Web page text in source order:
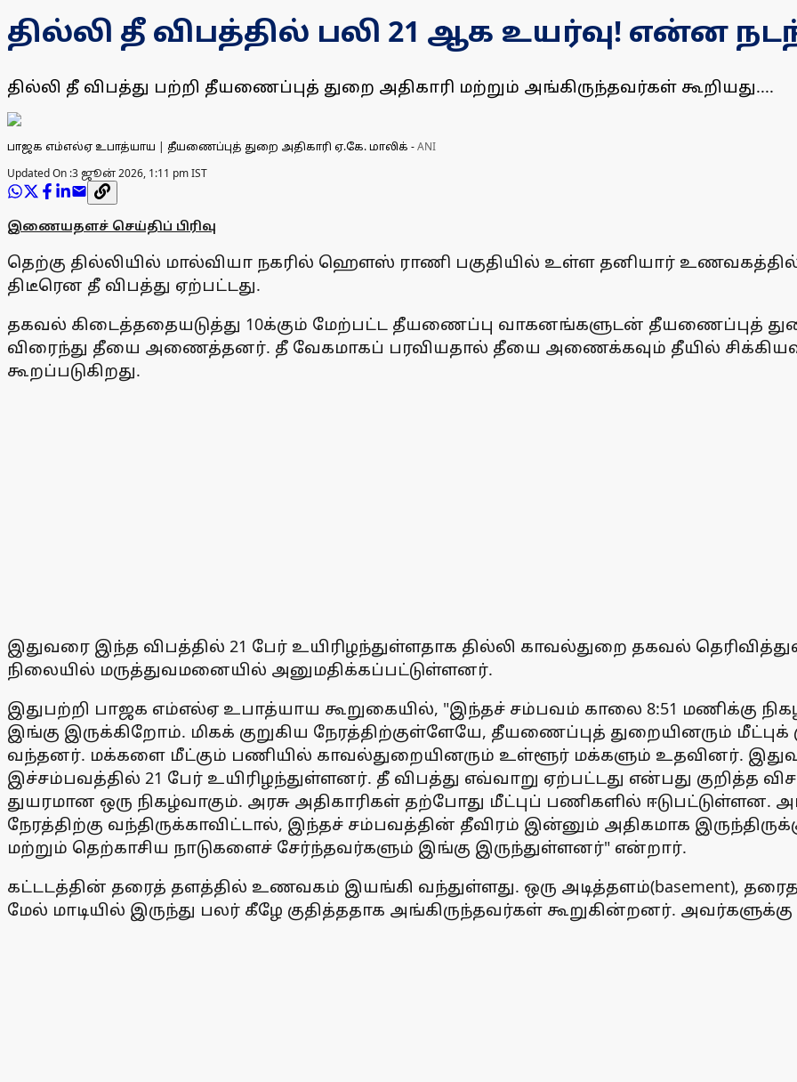
தில்லி தீ விபத்தில் பலி 21 ஆக உயர்வு! என்ன
தில்லி தீ விபத்து பற்றி தீயணைப்புத் துறை அதிகாரி மற்றும் அங்கிருந்தவர்கள் கூறியது....
பாஜக எம்எல்ஏ உபாத்யாய | தீயணைப்புத் துறை அதிகாரி ஏ.கே. மாலிக் -ANI
Updated On :3 ஜூன் 2026, 1:11 pm IST
இணையதளச் செய்திப் பிரிவு
தெற்கு தில்லியில் மால்வியா நகரில் ஹௌஸ் ராணி பகுதியில் உள்ள தனியார்
திடீரென தீ விபத்து ஏற்பட்டது.
தகவல் கிடைத்ததையடுத்து 10க்கும் மேற்பட்ட தீயணைப்பு வாகனங்களுடன் தீயணைப்புத்
விரைந்து தீயை அணைத்தனர். தீ வேகமாகப் பரவியதால் தீயை அணைக்கவும் தீயில்
கூறப்படுகிறது.
இதுவரை இந்த விபத்தில் 21 பேர் உயிரிழந்துள்ளதாக தில்லி காவல்துறை தகவல்
நிலையில் மருத்துவமனையில் அனுமதிக்கப்பட்டுள்ளனர்.
இதுபற்றி பாஜக எம்எல்ஏ உபாத்யாய கூறுகையில், "இந்தச் சம்பவம் காலை 8:51 மணிக்கு
இங்கு இருக்கிறோம். மிகக் குறுகிய நேரத்திற்குள்ளேயே, தீயணைப்புத் துறையினரும் மீட்புக்
வந்தனர். மக்களை மீட்கும் பணியில் காவல்துறையினரும் உள்ளூர் மக்களும் உதவினர்.
இச்சம்பவத்தில் 21 பேர் உயிரிழந்துள்ளனர். தீ விபத்து எவ்வாறு ஏற்பட்டது என்பது குறித்த
துயரமான ஒரு நிகழ்வாகும். அரசு அதிகாரிகள் தற்போது மீட்புப் பணிகளில்
நேரத்திற்கு வந்திருக்காவிட்டால், இந்தச் சம்பவத்தின் தீவிரம் இன்னும் அதிகமாக
மற்றும் தெற்காசிய நாடுகளைச் சேர்ந்தவர்களும் இங்கு இருந்துள்ளனர்" என்றார்.
கட்டடத்தின் தரைத் தளத்தில் உணவகம் இயங்கி வந்துள்ளது. ஒரு அடித்தளம்(basement),
மேல் மாடியில் இருந்து பலர் கீழே குதித்ததாக அங்கிருந்தவர்கள் கூறுகின்றனர். அவர்களுக்கு